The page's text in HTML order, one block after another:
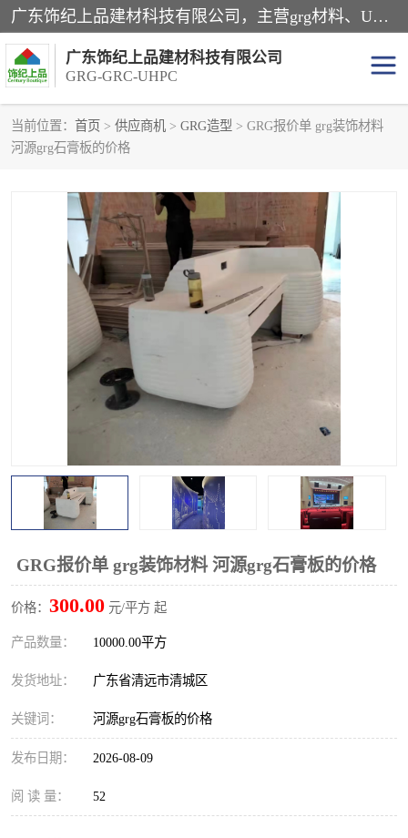
广东饰纪上品建材科技有限公司，主营grg材料、UHPC板、grc构件、uhpc幕墙板、grg厂家、grc厂家、uhpc厂家、GRG吊顶、grg石膏板、grg构件、外墙grc线条、grg造型、grg材料定制，uhpc高性能混凝土，uhpc构件，uhpc镂空挂板，grg材料生产厂家，广东grg厂家，广东grc厂家，联系方式*，2万平厂房，如果您对我公司的产品服务感兴趣，请联系我们。
广东饰纪上品建材科技有限公司
GRG-GRC-UHPC
当前位置： 首页 > 供应商机 > GRG造型 > GRG报价单 grg装饰材料
河源grg石膏板的价格
GRG报价单 grg装饰材料 河源grg石膏板的价格
价格： 300.00 元/平方 起
产品数量： 10000.00平方
发货地址： 广东省清远市清城区
关键词： 河源grg石膏板的价格
发布日期： 2026-08-09
阅 读 量： 52
GRG构件
UHPC构件 发泡陶瓷装饰构件
GRG造型 GRC厂家
GRG吊顶 GRG材料生产厂家
UHPC幕墙板 GRC树池坐凳
UHPC树池坐凳